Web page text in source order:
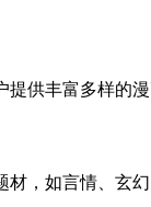
供丰富多样的
，如言情、玄